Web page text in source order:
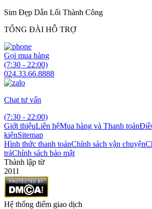
Sim Đẹp Dẫn Lối Thành Công
TỔNG ĐÀI HỖ TRỢ
Gọi mua hàng
(7:30 - 22:00)
024.33.66.8888
Chat tư vấn
(7:30 - 22:00)
Giới thiệuLiên hệMua hàng và Thanh toán
kiệnSitemap
Hình thức thanh toánChính sách vận chuyện
trảChính sách bảo mật
Thành lập từ
2011
Hệ thống điểm giao dịch